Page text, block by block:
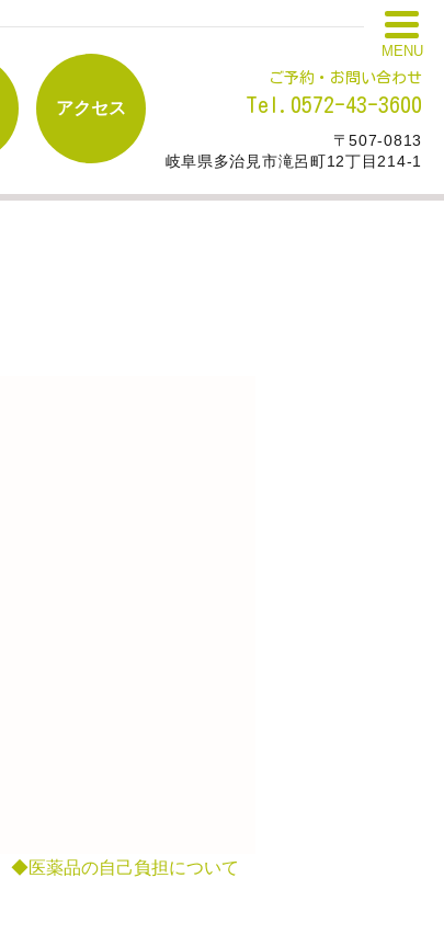
アクセス
MENU
ご予約・お問い合わせ
Tel.0572-43-3600
〒507-0813
岐阜県多治見市滝呂町12丁目214-1
◆医薬品の自己負担について